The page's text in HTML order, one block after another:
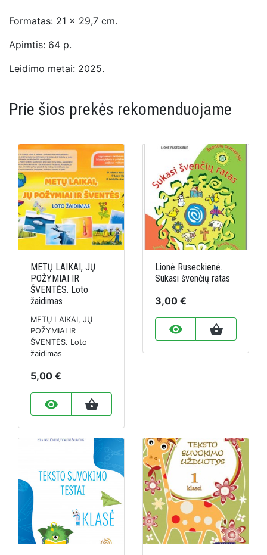
Formatas: 21 x 29,7 cm.
Apimtis: 64 p.
Leidimo metai: 2025.
Prie šios prekės rekomenduojame
METŲ LAIKAI, JŲ
POŽYMIAI IR
ŠVENTĖS. Loto
žaidimas
METŲ LAIKAI, JŲ
POŽYMIAI IR
ŠVENTĖS. Loto
žaidimas
5,00 €
remove_red_eye shopping_basket
Lionė Ruseckienė.
Sukasi švenčių ratas
3,00 €
remove_red_eye shopping_basket